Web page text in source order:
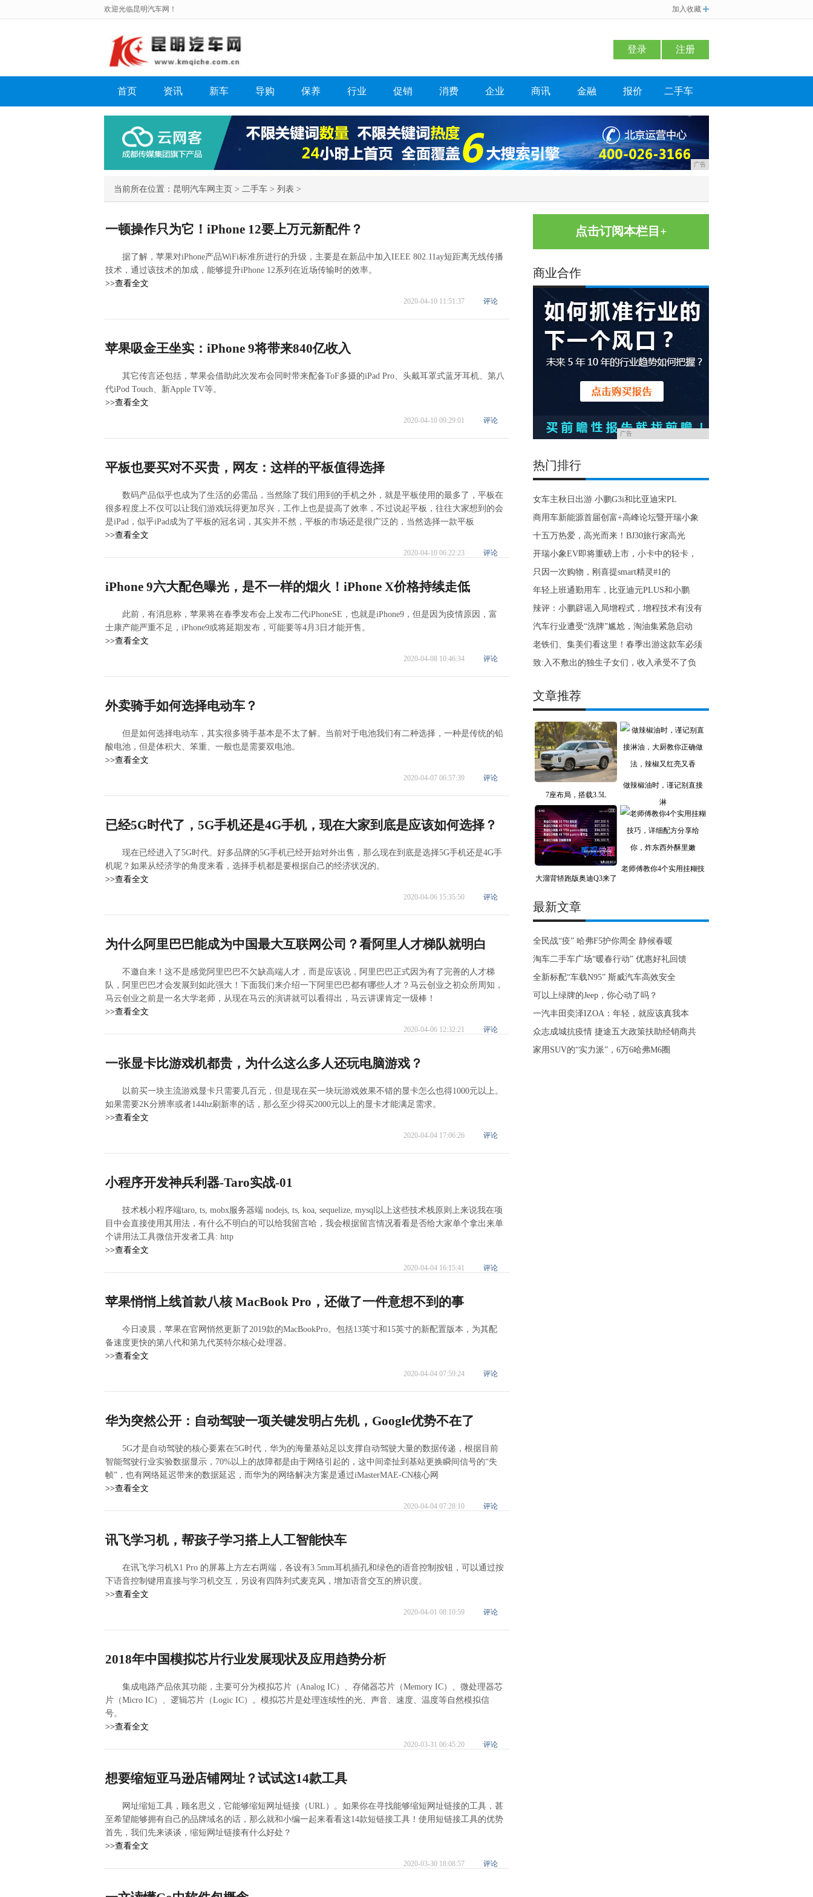
欢迎光临昆明汽车网！ 加入收藏
登录 注册
首页 资讯 新车 导购 保养 行业 促销 消费 企业 商讯 金融 报价 二手车
广告
当前所在位置： 昆明汽车网主页 > 二手车 > 列表 >
一顿操作只为它！iPhone 12要上万元新配件？
据了解，苹果对iPhone产品WiFi标准所进行的升级，主要是在新品中加入IEEE 802.11ay短距离无线传播
技术，通过该技术的加成，能够提升iPhone 12系列在近场传输时的效率。
>>查看全文
2020-04-10 11:51:37 评论
苹果吸金王坐实：iPhone 9将带来840亿收入
其它传言还包括，苹果会借助此次发布会同时带来配备ToF多摄的iPad Pro、头戴耳罩式蓝牙耳机、第八
代iPod Touch、新Apple TV等。
>>查看全文
2020-04-10 09:29:01 评论
平板也要买对不买贵，网友：这样的平板值得选择
数码产品似乎也成为了生活的必需品，当然除了我们用到的手机之外，就是平板使用的最多了，平板在
很多程度上不仅可以让我们游戏玩得更加尽兴，工作上也是提高了效率，不过说起平板，往往大家想到的会
是iPad，似乎iPad成为了平板的冠名词，其实并不然，平板的市场还是很广泛的，当然选择一款平板
>>查看全文
2020-04-10 06:22:23 评论
iPhone 9六大配色曝光，是不一样的烟火！iPhone X价格持续走低
此前，有消息称，苹果将在春季发布会上发布二代iPhoneSE，也就是iPhone9，但是因为疫情原因，富
士康产能严重不足，iPhone9或将延期发布，可能要等4月3日才能开售。
>>查看全文
2020-04-08 10:46:34 评论
外卖骑手如何选择电动车？
但是如何选择电动车，其实很多骑手基本是不太了解。当前对于电池我们有二种选择，一种是传统的铅
酸电池，但是体积大、笨重、一般也是需要双电池。
>>查看全文
2020-04-07 06:57:39 评论
已经5G时代了，5G手机还是4G手机，现在大家到底是应该如何选择？
现在已经进入了5G时代。好多品牌的5G手机已经开始对外出售，那么现在到底是选择5G手机还是4G手
机呢？如果从经济学的角度来看，选择手机都是要根据自己的经济状况的。
>>查看全文
2020-04-06 15:35:50 评论
为什么阿里巴巴能成为中国最大互联网公司？看阿里人才梯队就明白
不邀自来！这不是感觉阿里巴巴不欠缺高端人才，而是应该说，阿里巴巴正式因为有了完善的人才梯
队，阿里巴巴才会发展到如此强大！下面我们来介绍一下阿里巴巴都有哪些人才？马云创业之初众所周知，
马云创业之前是一名大学老师，从现在马云的演讲就可以看得出，马云讲课肯定一级棒！
>>查看全文
2020-04-06 12:32:21 评论
一张显卡比游戏机都贵，为什么这么多人还玩电脑游戏？
以前买一块主流游戏显卡只需要几百元，但是现在买一块玩游戏效果不错的显卡怎么也得1000元以上。
如果需要2K分辨率或者144hz刷新率的话，那么至少得买2000元以上的显卡才能满足需求。
>>查看全文
2020-04-04 17:06:26 评论
小程序开发神兵利器-Taro实战-01
技术栈小程序端taro, ts, mobx服务器端 nodejs, ts, koa, sequelize, mysql以上这些技术栈原则上来说我在项
目中会直接使用其用法，有什么不明白的可以给我留言哈，我会根据留言情况看看是否给大家单个拿出来单
个讲用法工具微信开发者工具: http
>>查看全文
2020-04-04 16:15:41 评论
苹果悄悄上线首款八核 MacBook Pro，还做了一件意想不到的事
今日凌晨，苹果在官网悄然更新了2019款的MacBookPro。包括13英寸和15英寸的新配置版本，为其配
备速度更快的第八代和第九代英特尔核心处理器。
>>查看全文
2020-04-04 07:59:24 评论
华为突然公开：自动驾驶一项关键发明占先机，Google优势不在了
5G才是自动驾驶的核心要素在5G时代，华为的海量基站足以支撑自动驾驶大量的数据传递，根据目前
智能驾驶行业实验数据显示，70%以上的故障都是由于网络引起的，这中间牵扯到基站更换瞬间信号的“失
帧”，也有网络延迟带来的数据延迟，而华为的网络解决方案是通过iMasterMAE-CN核心网
>>查看全文
2020-04-04 07:28:10 评论
讯飞学习机，帮孩子学习搭上人工智能快车
在讯飞学习机X1 Pro 的屏幕上方左右两端，各设有3.5mm耳机插孔和绿色的语音控制按钮，可以通过按
下语音控制键用直接与学习机交互，另设有四阵列式麦克风，增加语音交互的辨识度。
>>查看全文
2020-04-01 08:10:59 评论
2018年中国模拟芯片行业发展现状及应用趋势分析
集成电路产品依其功能，主要可分为模拟芯片（Analog IC）、存储器芯片（Memory IC）、微处理器芯
片（Micro IC）、逻辑芯片（Logic IC）。模拟芯片是处理连续性的光、声音、速度、温度等自然模拟信
号。
>>查看全文
2020-03-31 06:45:20 评论
想要缩短亚马逊店铺网址？试试这14款工具
网址缩短工具，顾名思义，它能够缩短网址链接（URL）。如果你在寻找能够缩短网址链接的工具，甚
至希望能够拥有自己的品牌域名的话，那么就和小编一起来看看这14款短链接工具！使用短链接工具的优势
首先，我们先来谈谈，缩短网址链接有什么好处？
>>查看全文
2020-03-30 18:08:57 评论
点击订阅本栏目+
商业合作
广告
热门排行
女车主秋日出游 小鹏G3i和比亚迪宋PL
商用车新能源首届创富+高峰论坛暨开瑞小象
十五万热爱，高光而来！BJ30旅行家高光
开瑞小象EV即将重磅上市，小卡中的轻卡，
只因一次购物，刚喜提smart精灵#1的
年轻上班通勤用车，比亚迪元PLUS和小鹏
辣评：小鹏辟谣入局增程式，增程技术有没有
汽车行业遭受“洗牌”尴尬，淘油集紧急启动
老铁们、集美们看这里！春季出游这款车必须
致:入不敷出的独生子女们，收入承受不了负
文章推荐
7座布局，搭载3.5L
做辣椒油时，谨记别直接
淋
大溜背轿跑版奥迪Q3来了
老师傅教你4个实用挂糊技
最新文章
全民战“疫” 哈弗F5护你周全 静候春暖
淘车二手车广场“暖春行动” 优惠好礼回馈
全新标配“车载N95” 斯威汽车高效安全
可以上绿牌的Jeep，你心动了吗？
一汽丰田奕泽IZOA：年轻，就应该真我本
众志成城抗疫情 捷途五大政策扶助经销商共
家用SUV的“实力派”，6万6哈弗M6圈